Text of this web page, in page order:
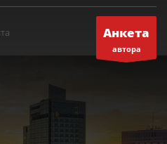
Анкета
автора